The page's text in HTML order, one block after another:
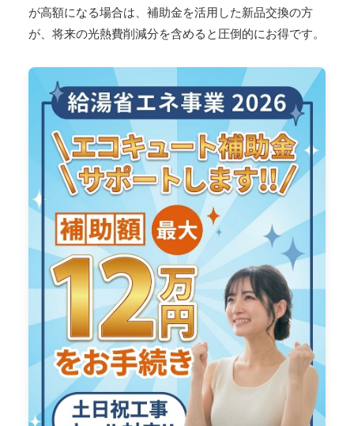
が高額になる場合は、補助金を活用した新品交換の方
が、将来の光熱費削減分を含めると圧倒的にお得です。